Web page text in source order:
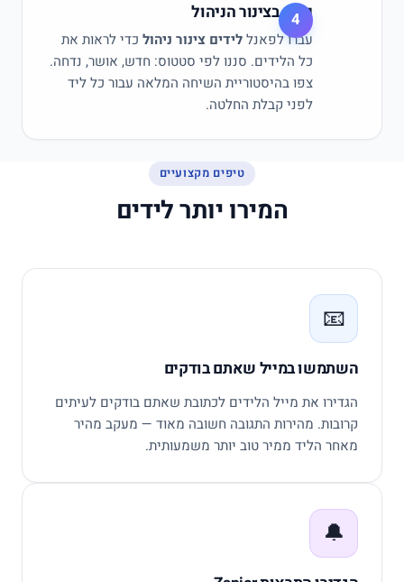
4
נהלו בצינור הניהול
עברו לפאנללידים צינור ניהול כדי לראות את
כל הלידים. סננו לפי סטטוס: חדש, אושר, נדחה.
צפו בהיסטוריית השיחה המלאה עבור כל ליד
לפני קבלת החלטה.
טיפים מקצועיים
המירו יותר לידים
📧
השתמשו במייל שאתם בודקים
הגדירו את מייל הלידים לכתובת שאתם בודקים לעיתים
קרובות. מהירות התגובה חשובה מאוד — מעקב מהיר
מאחר הליד ממיר טוב יותר משמעותית.
🔔